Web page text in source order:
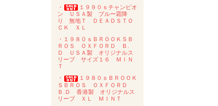
・
１９９０ｓチャンピオ
ン ＵＳＡ製 ブルー霜降
り 無地Ｔ ＤＥＡＤＳＴＯ
ＣＫ ＸＬ
・１９８０ｓＢＲＯＯＫＳＢ
ＲＯＳ ＯＸＦＯＲＤ Ｂ.
Ｄ ＵＳＡ製 オリジナルス
リーブ サイズ１６ ＭＩＮ
Ｔ
・
１９８０ｓＢＲＯＯＫ
ＳＢＲＯＳ ＯＸＦＯＲＤ
Ｂ.Ｄ 香港製 オリジナルス
リーブ ＸＬ ＭＩＮＴ